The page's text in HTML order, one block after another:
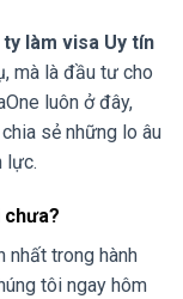
làm visa Uy tín
mà là đầu tư cho
luôn ở đây,
sẻ những lo âu
lực.
chưa?
nhất trong hành
tôi ngay hôm